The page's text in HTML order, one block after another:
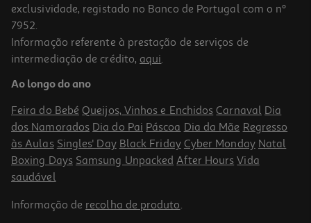
Batata Vermelha Bio Kg
0.34 €/un
2,29 €/Kg
exclusividade, registado no Banco de Portugal com o nº
7952.
Informação referente à prestação de serviços de
intermediação de crédito, aqui.
Ao longo do ano
Feira do Bebé Queijos, Vinhos e Enchidos Carnaval Dia
dos Namorados Dia do Pai Páscoa Dia da Mãe Regresso
às Aulas Singles' Day Black Friday Cyber Monday Natal
Boxing Days Samsung Unpacked After Hours Vida
saudável
Informação de recolha de produto.